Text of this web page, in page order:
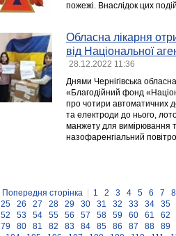
пожежі. Внаслідок цих
Обласна лікарня
від Національної
28.12.2022 11:36
Днями Чернігівська
«Благодійний фонд
про чотири автоматичних
та електроди до нього,
манжету для вимірювання
назофаренгіальний
Попередня сторінка 1 2 3 4 5 6 7 8
25 26 27 28 29 30 31 32 33 34 35
52 53 54 55 56 57 58 59 60 61 62
79 80 81 82 83 84 85 86 87 88 89